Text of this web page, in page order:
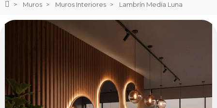
Muros Muros Interiores Lambrín Media Luna